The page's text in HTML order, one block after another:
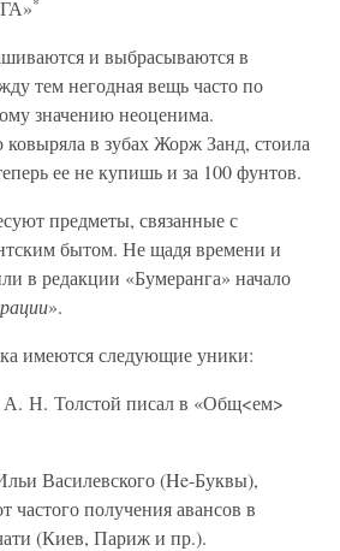
и выбрасываются в
тем негодная вещь часто по
значению неоценима.
ковыряла в зубах Жорж Занд, стоила
ее не купишь и за 100 фунтов.
предметы, связанные с
бытом. Не щадя времени и
в редакции «Бумеранга» начало
».
имеются следующие уники:
А. Н. Толстой писал в «Общ<ем>
Василевского (He-Буквы),
частого получения авансов в
(Киев, Париж и пр.).